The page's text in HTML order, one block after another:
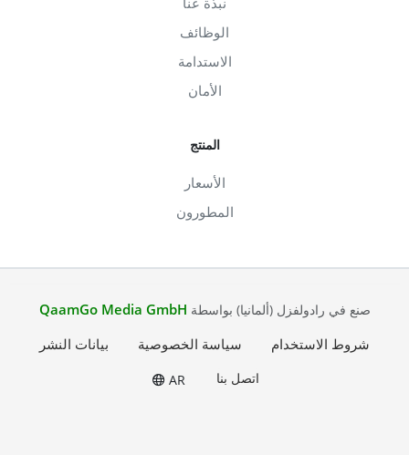
الوظائف
الاستدامة
الأمان
المنتج
الأسعار
المطورون
صنع في رادولفزل (ألمانيا) بواسطة QaamGo Media GmbH
شروط الاستخدام
سياسة الخصوصية بيانات النشر
اتصل بنا AR